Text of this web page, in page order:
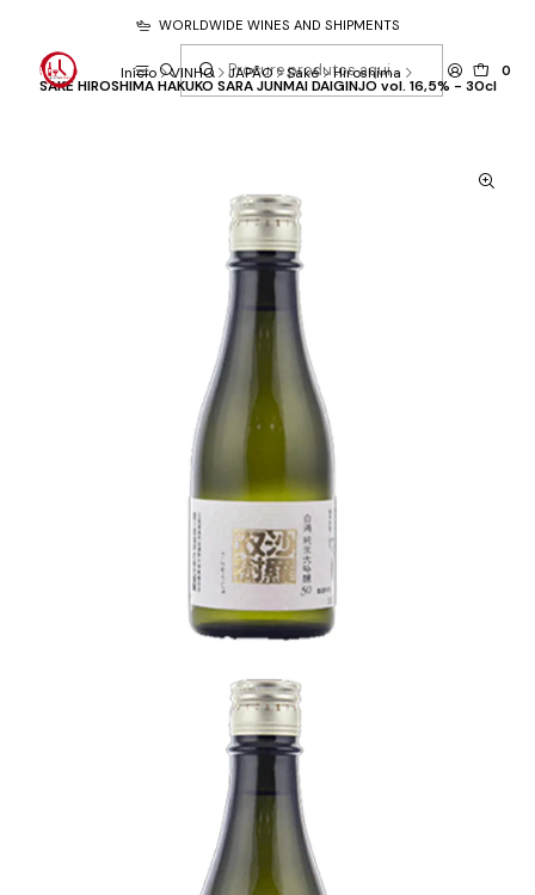
0
WORLDWIDE WINES AND SHIPMENTS
Início VINHO JAPÃO Saké Hiroshima
SAKE HIROSHIMA HAKUKO SARA JUNMAI DAIGINJO vol. 16,5% - 30cl